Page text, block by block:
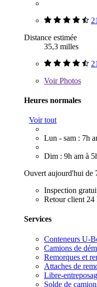
Distance estimée
35,3 milles
VoirPhotos
Heures normales
Voir tout
Lun - sam : 7h
Dim : 9h am à
Ouvert aujourd'hui de
Inspection
Retour client 24
Services
Conteneurs U-
Camions de
Remorques et
Attaches de
Libre-
Solde de